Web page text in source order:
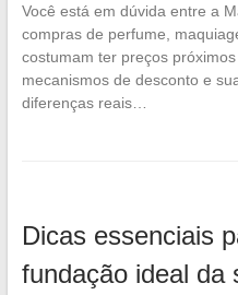
Você está em dúvida entre a
compras de perfume,
costumam ter preços
mecanismos de desconto e
diferenças reais…
Dicas essenciais
fundação ideal da